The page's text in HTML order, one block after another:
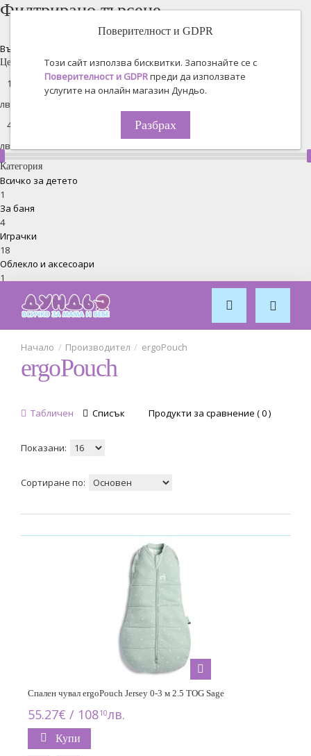
Филтрирано търсене
Възстановяване на всички
Цена
лв. -
лв.
Категория
Всичко за детето
1
За баня
4
Играчки
18
Облекло и аксесоари
1
Хранене
Спорт
2
Обзавеждане за стая
Поверителност и GDPR
Този сайт използва бисквитки. Запознайте се с
Поверителност и GDPRпреди да използвате
услугите на онлайн магазин Дундьо.
Разбрах
Производител ergoPouch
ergoPouch
Табличен Списък Продукти за сравнение ( 0 )
Показани:
Сортиране по:
Спален чувал ergoPouch Jersey 0-3 м 2.5 TOG Sage
55.27€ / 10810лв.
Купи